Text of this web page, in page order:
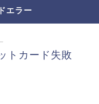
エラー
トカード失敗